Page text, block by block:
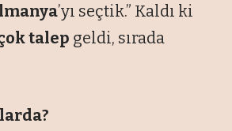
’yı seçtik.” Kaldı ki
talep geldi, sırada